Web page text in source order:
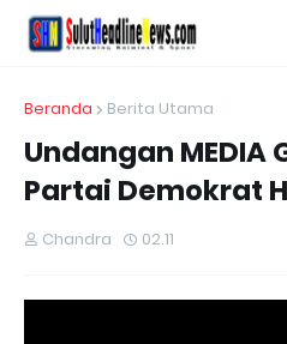
Beranda Berita Utama
Undangan MEDIA
Partai Demokrat
Chandra 02.11